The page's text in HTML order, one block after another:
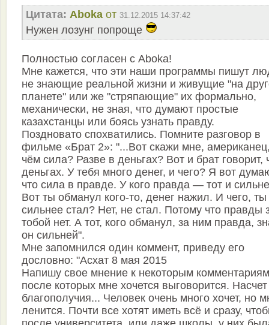
Цитата: Aboka от 31.12.2015 14:37:42
Нужен лозунг попроще
Полностью согласен с Aboka!
Мне кажется, что эти наши программы пишут
не знающие реальной жизни и живущие "на
планете" или же "стряпающие" их формально,
механически, не зная, что думают простые
казахстанцы или боясь узнать правду.
Поздновато спохватились. Помните разговор в
фильме «Брат 2»: "...Вот скажи мне,
чём сила? Разве в деньгах? Вот и брат говорит,
деньгах. У тебя много денег, и чего? Я вот
что сила в правде. У кого правда — тот и
Вот ты обманул кого-то, денег нажил. И чего, ты
сильнее стал? Нет, не стал. Потому что правды
тобой нет. А тот, кого обманул, за ним правда,
он сильней".
Мне запомнился один коммент, приведу его
дословно: "Асхат 8 мая 2015
Напишу свое мнение к некоторым
после которых мне хочется выговорится. Насчет
благополучия... Человек очень много хочет, но
ленится. Почти все хотят иметь всё и сразу,